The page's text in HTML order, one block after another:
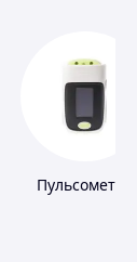
Пульсометри